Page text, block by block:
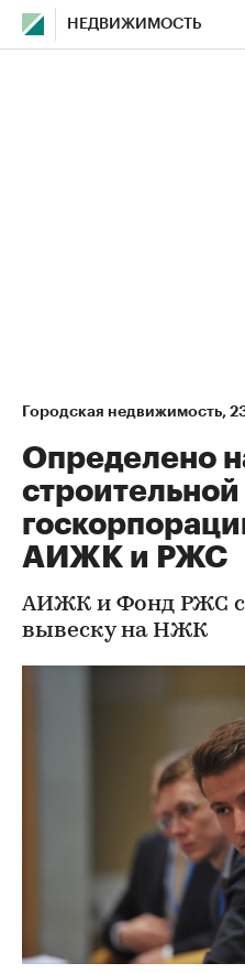
НЕДВИЖИМОСТЬ
Городская недвижимость⁠,
Определено
строительной
АИЖК и РЖС
АИЖК и Фонд РЖС с
вывеску на НЖК